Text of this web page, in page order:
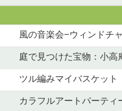
風の音楽会−ウィンドチ
庭で見つけた宝物：小高
ツル編みマイバスケット
カラフルアートパーテ